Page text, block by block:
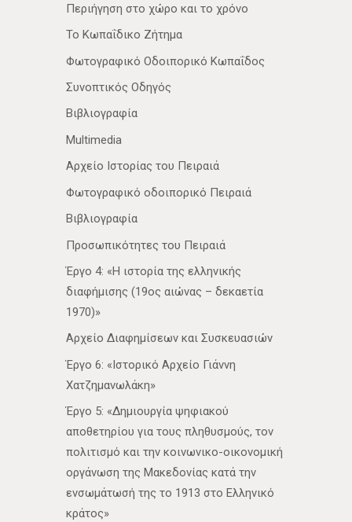
Περιήγηση στο χώρο και το χρόνο
Το Κωπαΐδικο Ζήτημα
Φωτογραφικό Οδοιπορικό Κωπαΐδος
Συνοπτικός Οδηγός
Βιβλιογραφία
Multimedia
Αρχείο Ιστορίας του Πειραιά
Φωτογραφικό οδοιπορικό Πειραιά
Βιβλιογραφία
Προσωπικότητες του Πειραιά
Έργο 4: «Η ιστορία της ελληνικής
διαφήμισης (19ος αιώνας – δεκαετία
1970)»
Αρχείο Διαφημίσεων και Συσκευασιών
Έργο 6: «Ιστορικό Αρχείο Γιάννη
Χατζημανωλάκη»
Έργο 5: «Δημιουργία ψηφιακού
αποθετηρίου για τους πληθυσμούς, τον
πολιτισμό και την κοινωνικο-οικονομική
οργάνωση της Μακεδονίας κατά την
ενσωμάτωσή της το 1913 στο Ελληνικό
κράτος»